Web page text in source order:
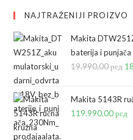
NAJTRAŽENIJI PROIZVO
Makita
baterija i punjača
19.990,00рсд
je
Makita 5143R
119.990,00рсд